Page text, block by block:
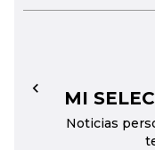
MI
Noticias
←